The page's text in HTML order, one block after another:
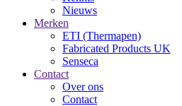
Nieuws
Merken
ETI (Thermapen)
Fabricated Products UK
Senseca
Contact
Over ons
Contact